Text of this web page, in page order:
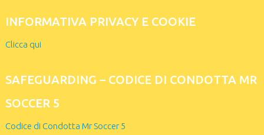
INFORMATIVA PRIVACY E COOKIE
Clicca qui
SAFEGUARDING – CODICE DI CONDOTTA MR
SOCCER 5
Codice di Condotta Mr Soccer 5